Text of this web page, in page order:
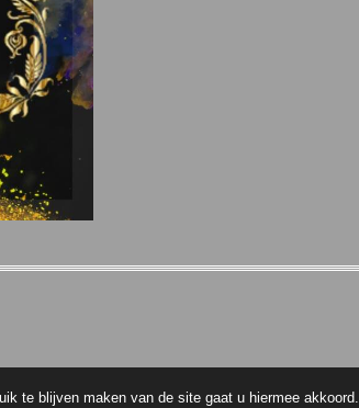
te blijven maken van de site gaat u hiermee akkoord.